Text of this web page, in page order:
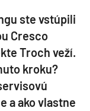
ste vstúpili
Cresco
Troch veží.
kroku?
a ako vlastne